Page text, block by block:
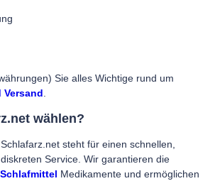
Sie alles Wichtige rund um
wählen?
steht für einen schnellen,
Service. Wir garantieren die
Schlafmittel Medikamente und ermöglichen